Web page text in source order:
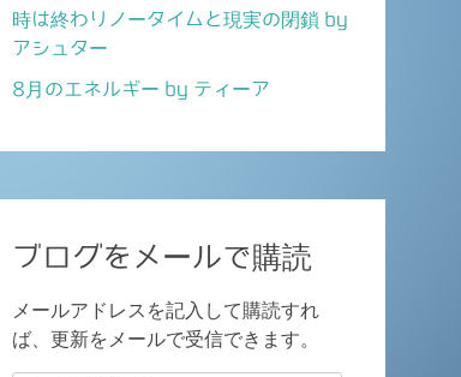
時は終わりノータイムと現実の閉鎖 by
アシュター
8月のエネルギー by ティーア
ブログをメールで購読
メールアドレスを記入して購読すれ
ば、更新をメールで受信できます。